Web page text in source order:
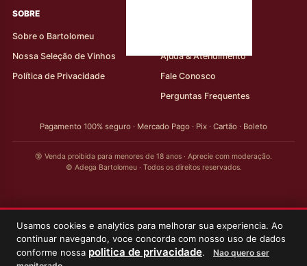
Usamos cookies e analytics para melhorar sua experiencia. Ao
continuar navegando, voce concorda com nosso uso de dados
conforme nossa politica de privacidade.
Nao quero ser
SOBRE
Sobre o Bartolomeu
Nossa Seleção de Vinhos
Política de Privacidade
Ajuda & Atendimento
Fale Conosco
Perguntas Frequentes
Pagamento 100% seguro · Mercado Pago · Pix · Cartão · Boleto
🔞 Venda proibida para menores de 18 anos · Aprecie com moderação.
© Adega Bartolomeu · Todos os direitos reservados.